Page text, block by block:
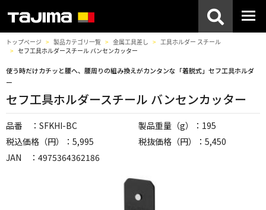
トップページ 製品カテゴリ一覧 金属工具差し
工具ホルダー スチール
セフ工具ホルダースチール バンセンカッター
使う時だけカチッと腰へ、腰周りの組み換えがカンタンな「着脱式」セフ工具ホルダ
ー
セフ工具ホルダースチール バンセンカッター
品番 ：SFKHI-BC
製品重量（g）：195
税込価格（円）：5,995
税抜価格（円）：5,450
JAN ：4975364362186